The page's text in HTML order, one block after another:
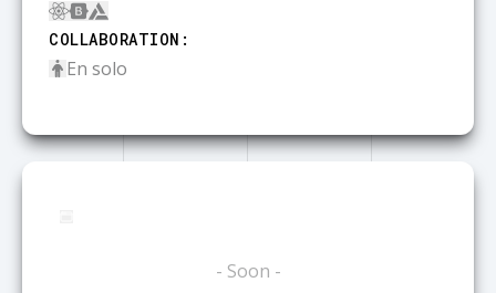
COLLABORATION :
En solo
- Soon -